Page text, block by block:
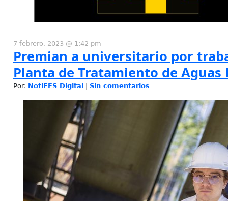
7 febrero, 2023 @ 1:42 pm
Premian a universitario por
Planta de Tratamiento de Aguas
Por: NotiFES Digital Sin comentarios